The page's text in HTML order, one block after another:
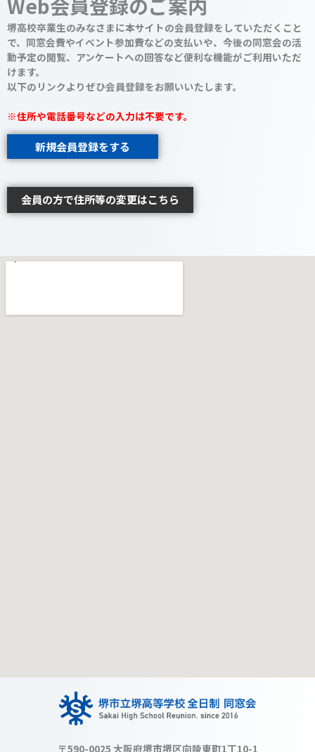
堺高校卒業生のみなさまに本サイトの会員登録をしていただくこと
で、同窓会費やイベント参加費などの支払いや、今後の同窓会の活
動予定の閲覧、アンケートへの回答など便利な機能がご利用いただ
けます。
以下のリンクよりぜひ会員登録をお願いいたします。
※住所や電話番号などの入力は不要です。
新規会員登録をする
会員の方で住所等の変更はこちら
〒590-0025 大阪府堺市堺区向陵東町1丁10-1